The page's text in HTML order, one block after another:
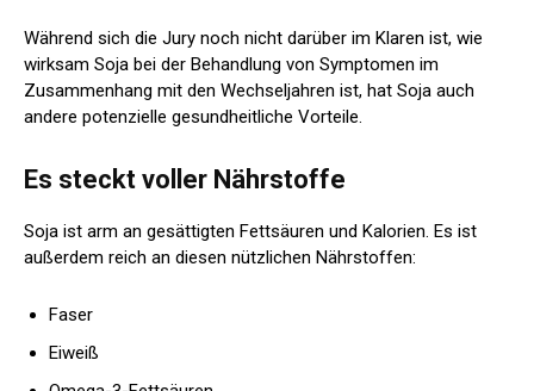
Während sich die Jury noch nicht darüber im Klaren ist, wie
wirksam Soja bei der Behandlung von Symptomen im
Zusammenhang mit den Wechseljahren ist, hat Soja auch
andere potenzielle gesundheitliche Vorteile.
Es steckt voller Nährstoffe
Soja ist arm an gesättigten Fettsäuren und Kalorien. Es ist
außerdem reich an diesen nützlichen Nährstoffen:
Faser
Eiweiß